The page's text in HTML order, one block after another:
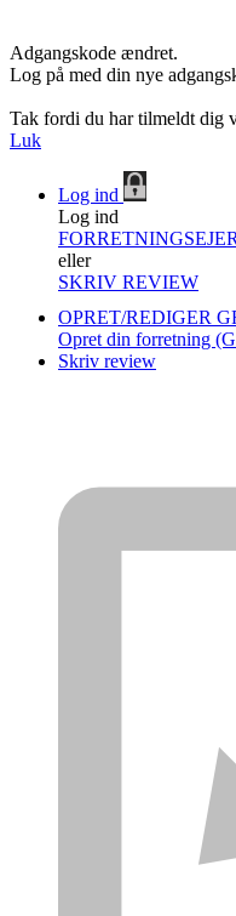
Adgangskode ændret.
Log på med din nye
Tak fordi du har tilmeldt dig
Luk
Log ind
Log ind
eller
SKRIV REVIEW
OPRET/REDIGER
Opret din forretning
Skriv review